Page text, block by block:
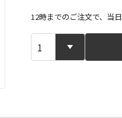
宅配や店舗
12時までのご注文で、当